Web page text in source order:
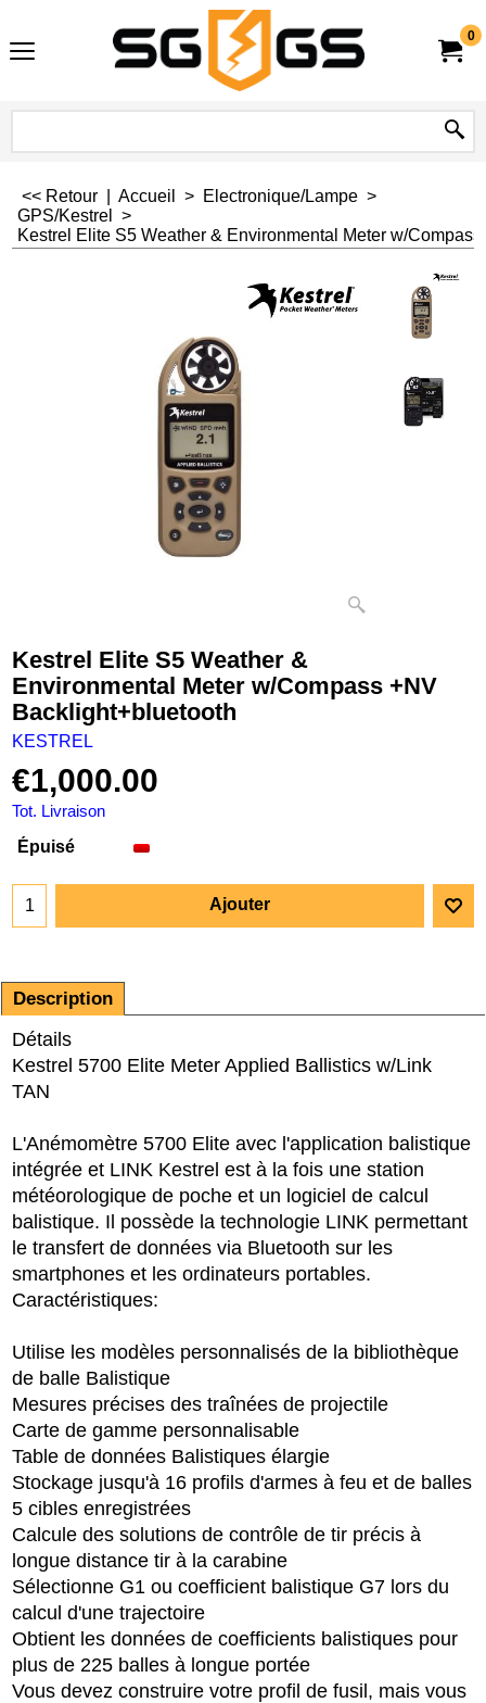
0
<< Retour Accueil > Electronique/Lampe >
GPS/Kestrel
>
Kestrel Elite S5 Weather & Environmental Meter w/
Kestrel Elite S5 Weather &
Environmental Meter w/Compass +NV
Backlight+bluetooth
KESTREL
€1,000.00
Tot. Livraison
Épuisé
Ajouter
Description
Détails
Kestrel 5700 Elite Meter Applied Ballistics w/Link
TAN
L'Anémomètre 5700 Elite avec l'application balistique
intégrée et LINK Kestrel est à la fois une station
météorologique de poche et un logiciel de calcul
balistique. Il possède la technologie LINK permettant
le transfert de données via Bluetooth sur les
smartphones et les ordinateurs portables.
Caractéristiques:
Utilise les modèles personnalisés de la bibliothèque
de balle Balistique
Mesures précises des traînées de projectile
Carte de gamme personnalisable
Table de données Balistiques élargie
Stockage jusqu'à 16 profils d'armes à feu et de balles
5 cibles enregistrées
Calcule des solutions de contrôle de tir précis à
longue distance tir à la carabine
Sélectionne G1 ou coefficient balistique G7 lors du
calcul d'une trajectoire
Obtient les données de coefficients balistiques pour
plus de 225 balles à longue portée
Vous devez construire votre profil de fusil, mais vous